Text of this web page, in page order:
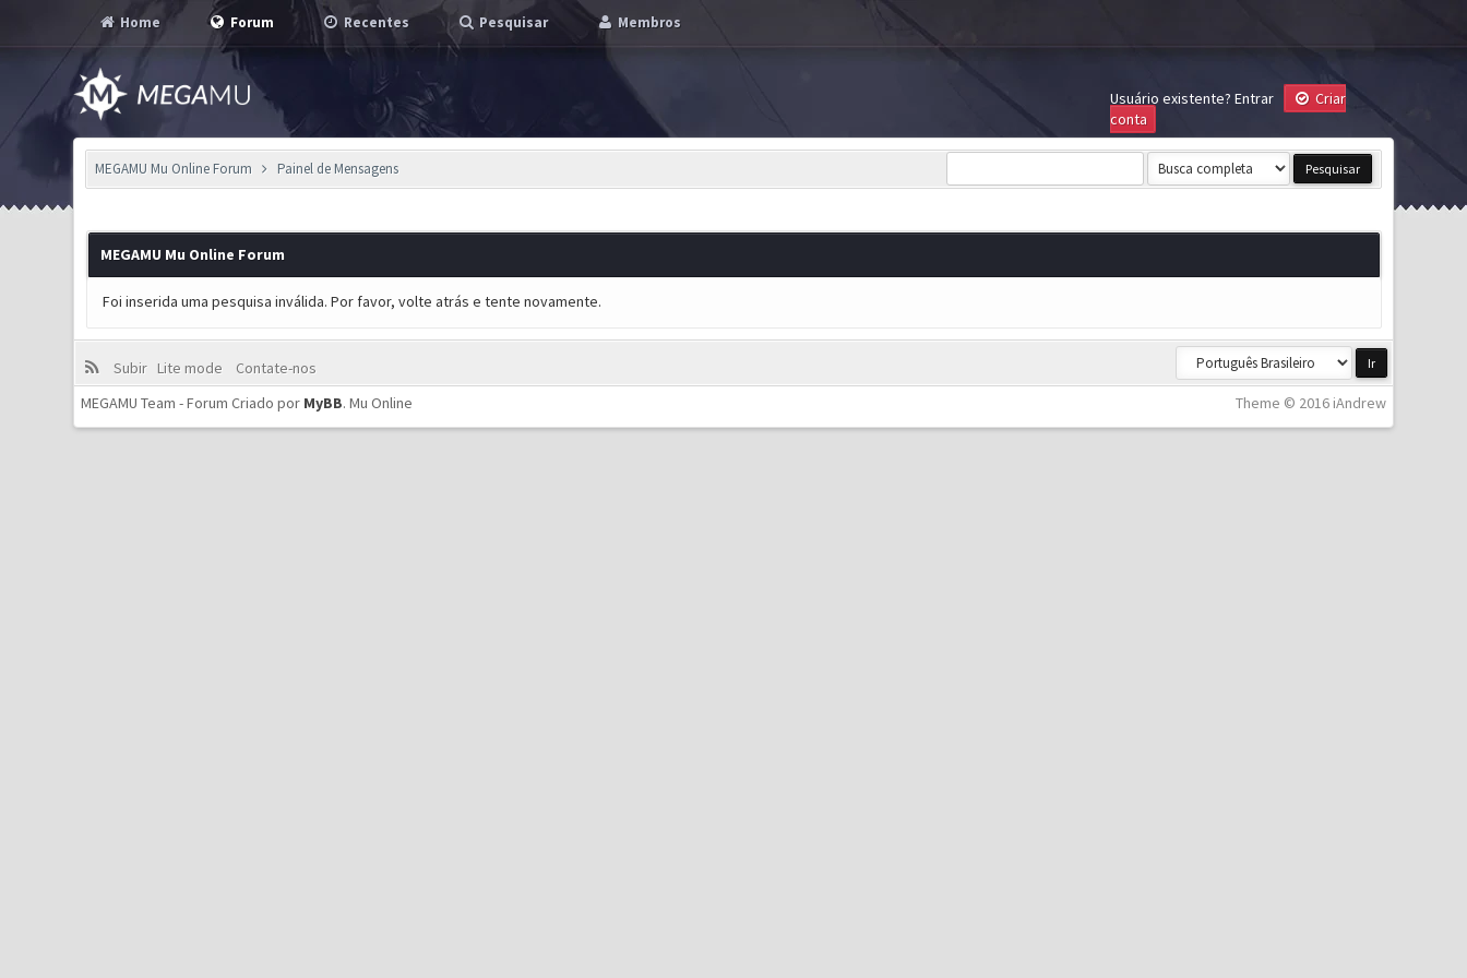
Home Forum Recentes Pesquisar Membros
Usuário existente? Entrar
Criar
conta
MEGAMU Mu Online Forum Painel de Mensagens
MEGAMU Mu Online Forum
Foi inserida uma pesquisa inválida. Por favor, volte atrás e tente novamente.
Subir Lite mode
Contate-nos
Theme © 2016 iAndrew
MEGAMU Team - Forum Criado por MyBB.Mu Online